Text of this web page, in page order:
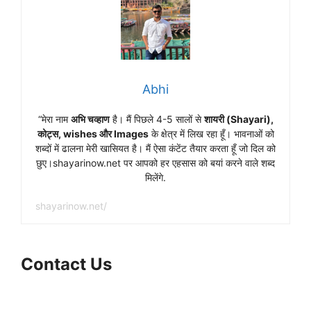
Abhi
“मेरा नामअभि चव्हाणहै। मैं पिछले 4-5 सालों सेशायरी (Shayari),
कोट्स, wishes और Imagesके क्षेत्र में लिख रहा हूँ। भावनाओं को
शब्दों में ढालना मेरी खासियत है। मैं ऐसा कंटेंट तैयार करता हूँ जो दिल को
छुए।shayarinow.net पर आपको हर एहसास को बयां करने वाले शब्द
मिलेंगे.
shayarinow.net/
Contact Us